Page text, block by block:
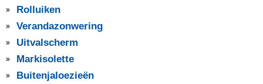
Rolluiken
Verandazonwering
Uitvalscherm
Markisolette
Buitenjaloezieën